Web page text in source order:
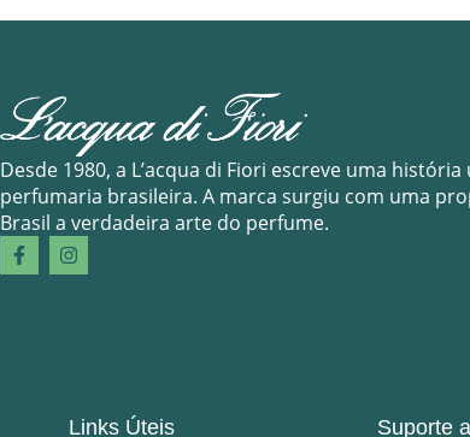
Desde 1980, a L’acqua di Fiori escreve uma
perfumaria brasileira. A marca surgiu com uma
Brasil a verdadeira arte do perfume.
Links Úteis Suporte